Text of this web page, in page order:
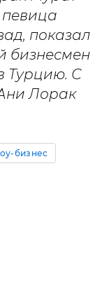
показал
бизнесмен
Турцию. С
Лорак
бизнес